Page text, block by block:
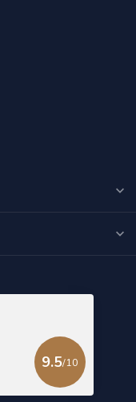
9.5/10